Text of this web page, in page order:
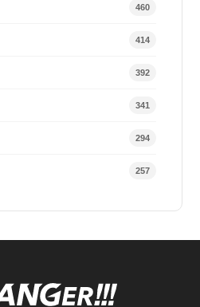
460
414
392
341
294
257